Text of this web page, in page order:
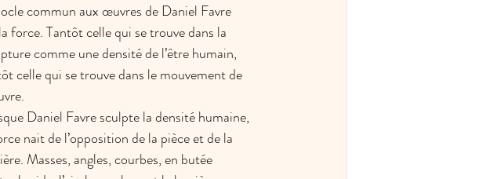
commun aux œuvres de Daniel Favre
force. Tantôt celle qui se trouve dans la
comme une densité de l’être humain,
celle qui se trouve dans le mouvement de
Daniel Favre sculpte la densité humaine,
nait de l’opposition de la pièce et de la
Masses, angles, courbes, en butée